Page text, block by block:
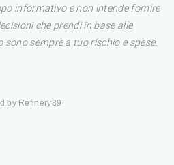
informativo e non intende fornire
che prendi in base alle
sempre a tuo rischio e spese.
by Refinery89